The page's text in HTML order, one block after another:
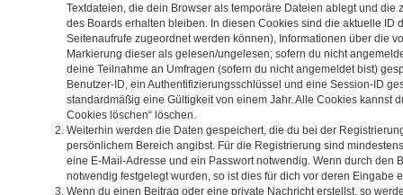
Textdateien, die dein Browser als temporäre Dateien ablegt und die
des Boards erhalten bleiben. In diesen Cookies sind die aktuelle ID
Seitenaufrufe zugeordnet werden können), Informationen über die
Markierung dieser als gelesen/ungelesen; sofern du nicht
deine Teilnahme an Umfragen (sofern du nicht angemeldet bist)
Benutzer-ID, ein Authentifizierungsschlüssel und eine Session-ID
standardmäßig eine Gültigkeit von einem Jahr. Alle Cookies kannst
Cookies löschen“ löschen.
Weiterhin werden die Daten gespeichert, die du bei der
persönlichem Bereich angibst. Für die Registrierung sind
eine E-Mail-Adresse und ein Passwort notwendig. Wenn durch den
notwendig festgelegt wurden, so ist dies für dich vor deren Eingabe
Wenn du einen Beitrag oder eine private Nachricht erstellst, so